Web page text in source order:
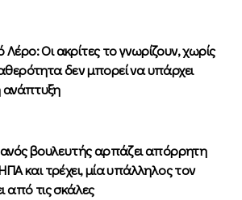
Οι ακρίτες το γνωρίζουν, χωρίς
δεν μπορεί να υπάρχει
ανάπτυξη
βουλευτής αρπάζει απόρρητη
και τρέχει, μία υπάλληλος τον
από τις σκάλες